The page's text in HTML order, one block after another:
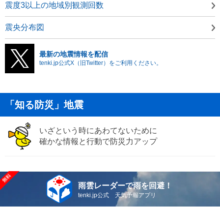
震度3以上の地域別観測回数
震央分布図
最新の地震情報を配信
tenki.jp公式X（旧Twitter）をご利用ください。
「知る防災」地震
いざという時にあわてないために
確かな情報と行動で防災力アップ
雨雲レーダーで雨を回避！
tenki.jp公式 天気予報アプリ